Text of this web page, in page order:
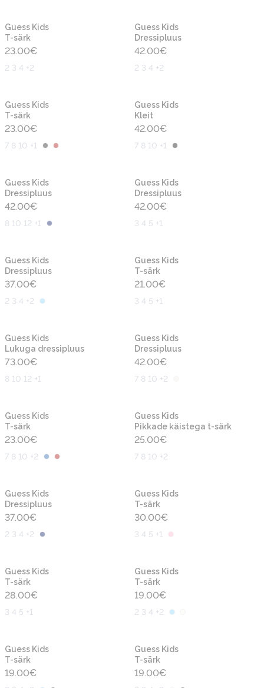
Guess Kids
T-särk
23.00€
2 3 4 +2
Guess Kids
Dressipluus
42.00€
2 3 4 +2
Guess Kids
T-särk
23.00€
7 8 10 +1
Guess Kids
Kleit
42.00€
7 8 10 +1
Guess Kids
Dressipluus
42.00€
8 10 12 +1
Guess Kids
Dressipluus
42.00€
3 4 5 +1
Guess Kids
Dressipluus
37.00€
2 3 4 +2
Guess Kids
T-särk
21.00€
3 4 5 +1
Guess Kids
Lukuga dressipluus
73.00€
8 10 12 +1
Guess Kids
Dressipluus
42.00€
7 8 10 +2
Guess Kids
T-särk
23.00€
7 8 10 +2
Guess Kids
Pikkade käistega t-särk
25.00€
7 8 10 +2
Guess Kids
Dressipluus
37.00€
2 3 4 +2
Guess Kids
T-särk
30.00€
3 4 5 +1
Guess Kids
T-särk
28.00€
3 4 5 +1
Guess Kids
T-särk
19.00€
2 3 4 +2
Guess Kids
T-särk
19.00€
Guess Kids
T-särk
19.00€